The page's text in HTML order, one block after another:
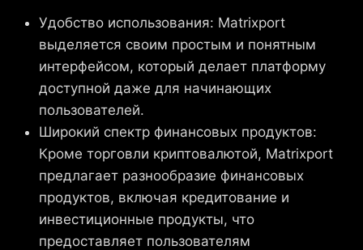
Удобство использования: Matrixport
выделяется своим простым и понятным
интерфейсом, который делает платформу
доступной даже для начинающих
пользователей.
Широкий спектр финансовых продуктов:
Кроме торговли криптовалютой, Matrixport
предлагает разнообразие финансовых
продуктов, включая кредитование и
инвестиционные продукты, что
предоставляет пользователям